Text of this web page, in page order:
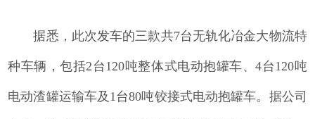
据悉，此次发车的三款共7台无轨化冶金大物流特
种车辆，包括2台120吨整体式电动抱罐车、4台120吨
电动渣罐运输车及1台80吨铰接式电动抱罐车。据公司